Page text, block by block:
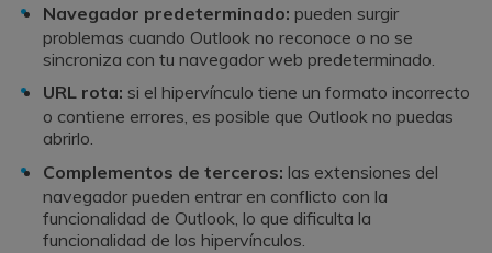
Navegador predeterminado: pueden surgir
problemas cuando Outlook no reconoce o no se
sincroniza con tu navegador web predeterminado.
URL rota: si el hipervínculo tiene un formato incorrecto
o contiene errores, es posible que Outlook no puedas
abrirlo.
Complementos de terceros: las extensiones del
navegador pueden entrar en conflicto con la
funcionalidad de Outlook, lo que dificulta la
funcionalidad de los hipervínculos.